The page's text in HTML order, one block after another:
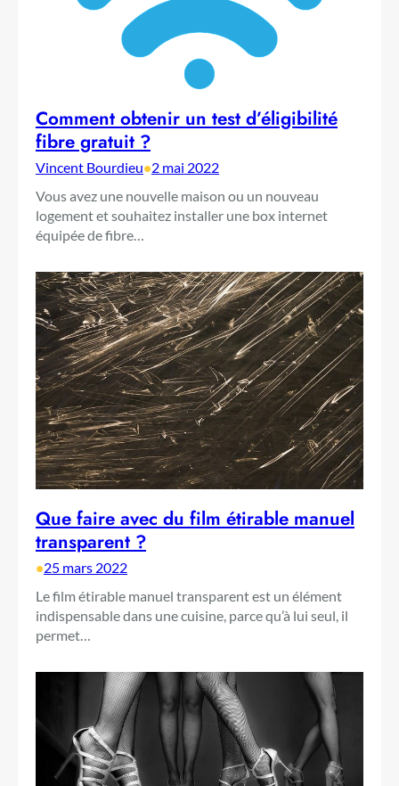
Comment obtenir un test d’éligibilité
fibre gratuit ?
Vincent Bourdieu•2 mai 2022
Vous avez une nouvelle maison ou un nouveau
logement et souhaitez installer une box internet
équipée de fibre…
Que faire avec du film étirable manuel
transparent ?
•25 mars 2022
Le film étirable manuel transparent est un élément
indispensable dans une cuisine, parce qu’à lui seul, il
permet…